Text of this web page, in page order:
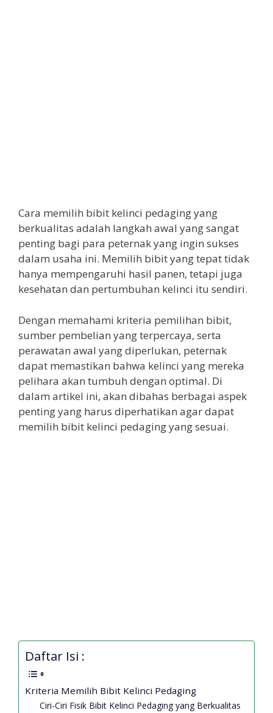
Cara memilih bibit kelinci pedaging yang
berkualitas adalah langkah awal yang sangat
penting bagi para peternak yang ingin sukses
dalam usaha ini. Memilih bibit yang tepat tidak
hanya mempengaruhi hasil panen, tetapi juga
kesehatan dan pertumbuhan kelinci itu sendiri.
Dengan memahami kriteria pemilihan bibit,
sumber pembelian yang terpercaya, serta
perawatan awal yang diperlukan, peternak
dapat memastikan bahwa kelinci yang mereka
pelihara akan tumbuh dengan optimal. Di
dalam artikel ini, akan dibahas berbagai aspek
penting yang harus diperhatikan agar dapat
memilih bibit kelinci pedaging yang sesuai.
Daftar Isi :
Kriteria Memilih Bibit Kelinci Pedaging
Ciri-Ciri Fisik Bibit Kelinci Pedaging yang Berkualitas